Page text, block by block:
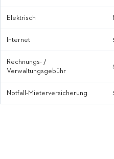
Elektrisch
Internet
Rechnungs- /
Verwaltungsgebühr
Notfall-Mieterversicherung